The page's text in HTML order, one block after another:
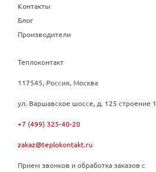
Контакты
Блог
Производители
Теплоконтакт
117545, Россия, Москва
ул. Варшавское шоссе, д. 125 строение 1
+7 (499) 325-40-20
zakaz@teplokontakt.ru
Прием звонков и обработка заказов с